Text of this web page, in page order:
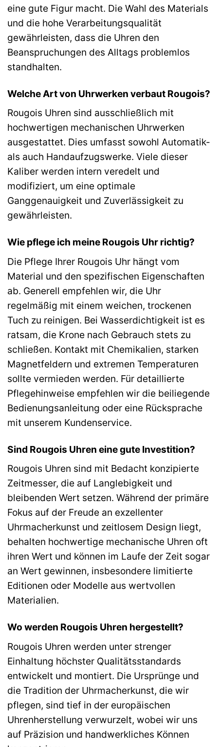
eine gute Figur macht. Die Wahl des Materials
und die hohe Verarbeitungsqualität
gewährleisten, dass die Uhren den
Beanspruchungen des Alltags problemlos
standhalten.
Welche Art von Uhrwerken verbaut Rougois?
Rougois Uhren sind ausschließlich mit
hochwertigen mechanischen Uhrwerken
ausgestattet. Dies umfasst sowohl Automatik-
als auch Handaufzugswerke. Viele dieser
Kaliber werden intern veredelt und
modifiziert, um eine optimale
Ganggenauigkeit und Zuverlässigkeit zu
gewährleisten.
Wie pflege ich meine Rougois Uhr richtig?
Die Pflege Ihrer Rougois Uhr hängt vom
Material und den spezifischen Eigenschaften
ab. Generell empfehlen wir, die Uhr
regelmäßig mit einem weichen, trockenen
Tuch zu reinigen. Bei Wasserdichtigkeit ist es
ratsam, die Krone nach Gebrauch stets zu
schließen. Kontakt mit Chemikalien, starken
Magnetfeldern und extremen Temperaturen
sollte vermieden werden. Für detaillierte
Pflegehinweise empfehlen wir die beiliegende
Bedienungsanleitung oder eine Rücksprache
mit unserem Kundenservice.
Sind Rougois Uhren eine gute Investition?
Rougois Uhren sind mit Bedacht konzipierte
Zeitmesser, die auf Langlebigkeit und
bleibenden Wert setzen. Während der primäre
Fokus auf der Freude an exzellenter
Uhrmacherkunst und zeitlosem Design liegt,
behalten hochwertige mechanische Uhren oft
ihren Wert und können im Laufe der Zeit sogar
an Wert gewinnen, insbesondere limitierte
Editionen oder Modelle aus wertvollen
Materialien.
Wo werden Rougois Uhren hergestellt?
Rougois Uhren werden unter strenger
Einhaltung höchster Qualitätsstandards
entwickelt und montiert. Die Ursprünge und
die Tradition der Uhrmacherkunst, die wir
pflegen, sind tief in der europäischen
Uhrenherstellung verwurzelt, wobei wir uns
auf Präzision und handwerkliches Können